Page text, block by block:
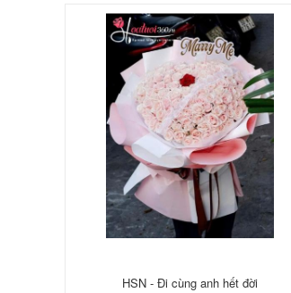
HSN - Đi cùng anh hết đời